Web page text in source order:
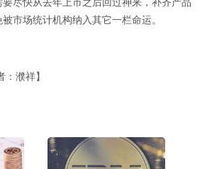
市场统计机构纳入其它一栏命运。
：濮祥】